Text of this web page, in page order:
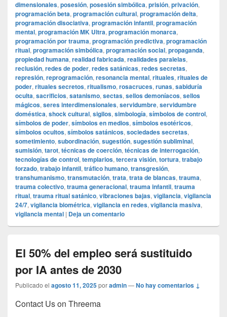
dimensionales, posesión, posesión simbólica, prisión, privación,
programación beta, programación cultural, programación delta,
programación disociativa, programación infantil, programación
mental, programación MK Ultra, programación monarca,
programación por trauma, programación predictiva, programación
ritual, programación simbólica, programación social, propaganda,
propiedad humana, realidad fabricada, realidades paralelas,
reclusión, redes de poder, redes satánicas, redes secretas,
represión, reprogramación, resonancia mental, rituales, rituales de
poder, rituales secretos, ritualismo, rosacruces, runas, sabiduría
oculta, sacrificios, satanismo, sectas, sellos demoníacos, sellos
mágicos, seres interdimensionales, servidumbre, servidumbre
doméstica, shock cultural, sigilos, simbología, símbolos de control,
símbolos de poder, símbolos en medios, símbolos esotéricos,
símbolos ocultos, símbolos satánicos, sociedades secretas,
sometimiento, subordinación, sugestión, sugestión subliminal,
sumisión, tarot, técnicas de coerción, técnicas de interrogación,
tecnologías de control, templarios, tercera visión, tortura, trabajo
forzado, trabajo infantil, tráfico humano, transgresión,
transhumanismo, transmutación, trata, trata de blancas, trauma,
trauma colectivo, trauma generacional, trauma infantil, trauma
ritual, trauma ritual satánico, vibraciones bajas, vigilancia, vigilancia
24/7, vigilancia biométrica, vigilancia en redes, vigilancia masiva,
vigilancia mental | Deja un comentario
El 50% del empleo será sustituido
por IA antes de 2030
Publicado el agosto 11, 2025poradmin—No hay comentarios ↓
Contact Us on Threema